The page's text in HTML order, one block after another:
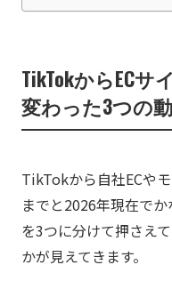
TikTokからECサ
変わった3つの
TikTokから自社ECや
までと2026年現在で
を3つに分けて押さえ
かが見えてきます。